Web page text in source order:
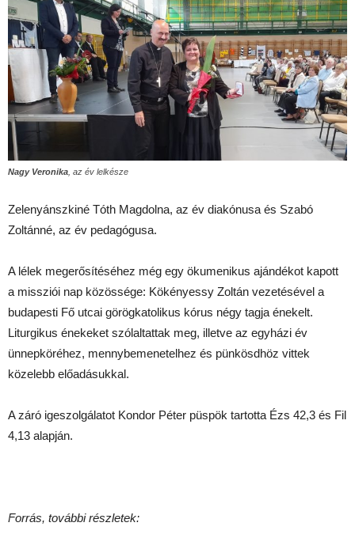
Nagy Veronika , az év lelkésze
Zelenyánszkiné Tóth Magdolna, az év diakónusa és Szabó
Zoltánné, az év pedagógusa.
A lélek megerősítéséhez még egy ökumenikus ajándékot kapott
a missziói nap közössége: Kökényessy Zoltán vezetésével a
budapesti Fő utcai görögkatolikus kórus négy tagja énekelt.
Liturgikus énekeket szólaltattak meg, illetve az egyházi év
ünnepköréhez, mennybemenetelhez és pünkösdhöz vittek
közelebb előadásukkal.
A záró igeszolgálatot Kondor Péter püspök tartotta Ézs 42,3 és Fil
4,13 alapján.
Forrás, további részletek: